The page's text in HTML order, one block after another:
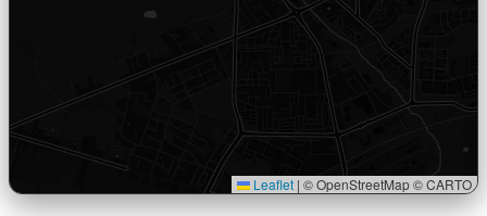
Leaflet | © OpenStreetMap © CARTO